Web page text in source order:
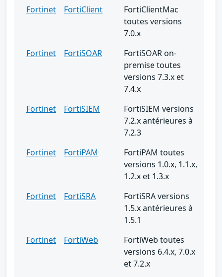
Fortinet
FortiClient
FortiClientMac
toutes versions
7.0.x
Fortinet
FortiSOAR
FortiSOAR on-
premise toutes
versions 7.3.x et
7.4.x
Fortinet
FortiSIEM
FortiSIEM versions
7.2.x antérieures à
7.2.3
Fortinet
FortiPAM
FortiPAM toutes
versions 1.0.x, 1.1.x,
1.2.x et 1.3.x
Fortinet
FortiSRA
FortiSRA versions
1.5.x antérieures à
1.5.1
Fortinet
FortiWeb
FortiWeb toutes
versions 6.4.x, 7.0.x
et 7.2.x